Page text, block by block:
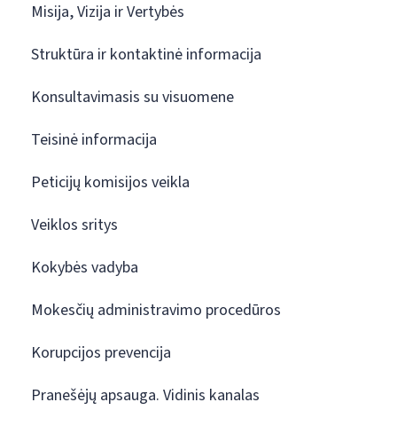
Misija, Vizija ir Vertybės
Struktūra ir kontaktinė informacija
Konsultavimasis su visuomene
Teisinė informacija
Peticijų komisijos veikla
Veiklos sritys
Kokybės vadyba
Mokesčių administravimo procedūros
Korupcijos prevencija
Pranešėjų apsauga. Vidinis kanalas